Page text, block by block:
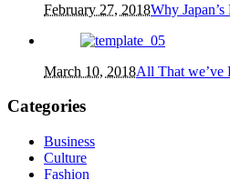
February 27, 2018Why
March 10, 2018All That we’ve
Categories
Business
Culture
Fashion